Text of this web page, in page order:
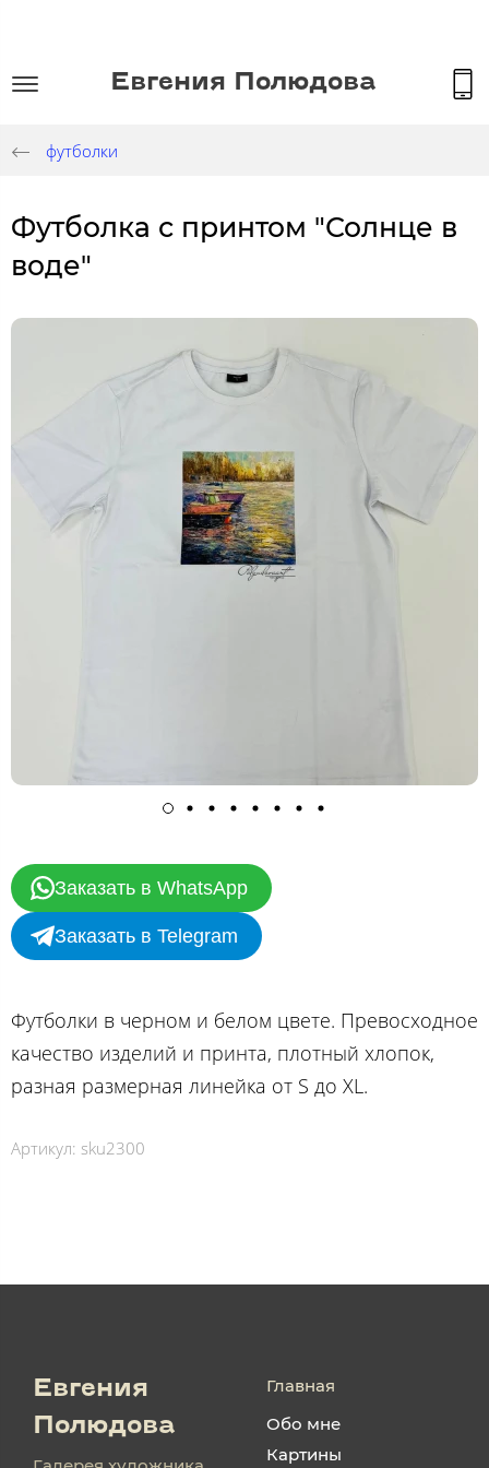
Евгения Полюдова
футболки
Футболка с принтом "Солнце в
воде"
Заказать в WhatsApp
Заказать в Telegram
Футболки в черном и белом цвете. Превосходное
качество изделий и принта, плотный хлопок,
разная размерная линейка от S до XL.
Артикул: sku2300
Евгения
Полюдова
Главная
Обо мне
Картины